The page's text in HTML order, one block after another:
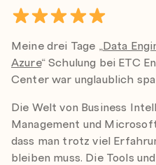
Meine drei Tage „Data
Azure“ Schulung bei ETC
Center war unglaublich
Die Welt von Business
Management und
dass man trotz viel
bleiben muss. Die Tools